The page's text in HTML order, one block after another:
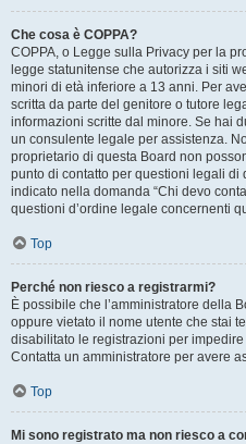
Che cosa è COPPA?
COPPA, o Legge sulla Privacy per la
legge statunitense che autorizza i siti
minori di età inferiore a 13 anni. Per
scritta da parte del genitore o tutore
informazioni scritte dal minore. Se hai
un consulente legale per assistenza.
proprietario di questa Board non
punto di contatto per questioni legali
indicato nella domanda “Chi devo
questioni d’ordine legale concernenti
Top
Perché non riesco a registrarmi?
È possibile che l’amministratore della
oppure vietato il nome utente che stai
disabilitato le registrazioni per
Contatta un amministratore per avere
Top
Mi sono registrato ma non riesco a